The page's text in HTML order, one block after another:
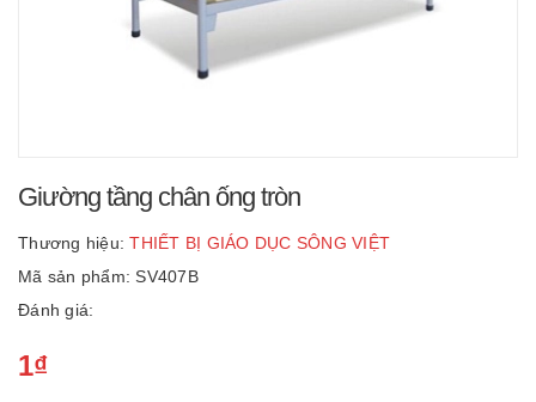
Giường tầng chân ống tròn
Thương hiệu: THIẾT BỊ GIÁO DỤC SÔNG VIỆT
Mã sản phẩm: SV407B
Đánh giá:
1₫